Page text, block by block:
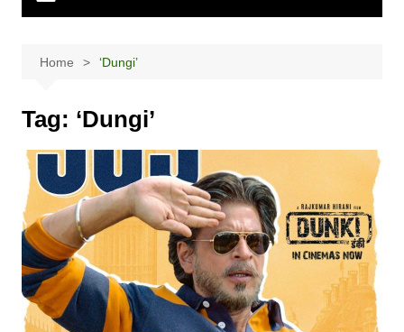
Home ‘Dungi’
Tag: ‘Dungi’